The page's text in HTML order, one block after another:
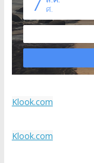
Klook.com
Klook.com